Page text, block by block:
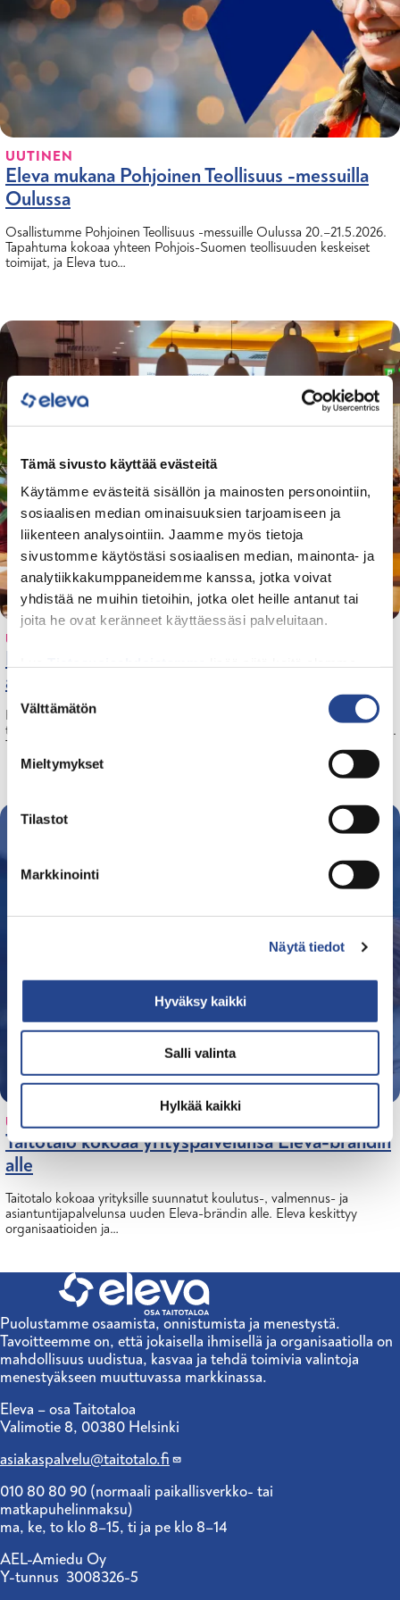
Tämä sivusto käyttää evästeitä
Käytämme evästeitä sisällön ja mainosten personointiin,
sosiaalisen median ominaisuuksien tarjoamiseen ja
liikenteen analysointiin. Jaamme myös tietoja
sivustomme käytöstäsi sosiaalisen median, mainonta- ja
analytiikkakumppaneidemme kanssa, jotka voivat
yhdistää ne muihin tietoihin, jotka olet heille antanut tai
joita he ovat keränneet käyttäessäsi palveluitaan.
henkilökohtaisia tietojasi.
Googlen Business Data
-sivuston mukaisesti varmistamme
S
u
o
k
Välttämätön
Mieltymykset
Tilastot
Markkinointi
Näytä tiedot
Hyväksy kaikki
Salli valinta
Hylkää kaikki
UUTINEN
Eleva mukana Pohjoinen Teollisuus -messuilla
Oulussa
Osallistumme Pohjoinen Teollisuus -messuille Oulussa 20.–21.5.2026.
Tapahtuma kokoaa yhteen Pohjois-Suomen teollisuuden keskeiset
toimijat, ja Eleva tuo…
UUTINEN
Kielitietoisuus nostettiin keskiöön Ajatusten
aamiaisella
Kielitaidon kehittäminen työssä on yhä merkittävämpi menestystekijä
työelämässä. Tämä nousi vahvasti esiin Ajatusten aamiaisella 16.4.2026.
Tilaisuus kokosi HR…
UUTINEN
Taitotalo kokoaa yrityspalvelunsa Eleva-brändin
alle
Taitotalo kokoaa yrityksille suunnatut koulutus-, valmennus- ja
asiantuntijapalvelunsa uuden Eleva-brändin alle. Eleva keskittyy
organisaatioiden ja…
Puolustamme osaamista, onnistumista ja menestystä.
Tavoitteemme on, että jokaisella ihmisellä ja organisaatiolla on
mahdollisuus uudistua, kasvaa ja tehdä toimivia valintoja
menestyäkseen muuttuvassa markkinassa.
Eleva – osa Taitotaloa
Valimotie 8, 00380 Helsinki
asiakaspalvelu@taitotalo.fi
010 80 80 90 (normaali paikallisverkko- tai
matkapuhelinmaksu)
ma, ke, to klo 8–15, ti ja pe klo 8–14
AEL-Amiedu Oy
Y-tunnus 3008326-5